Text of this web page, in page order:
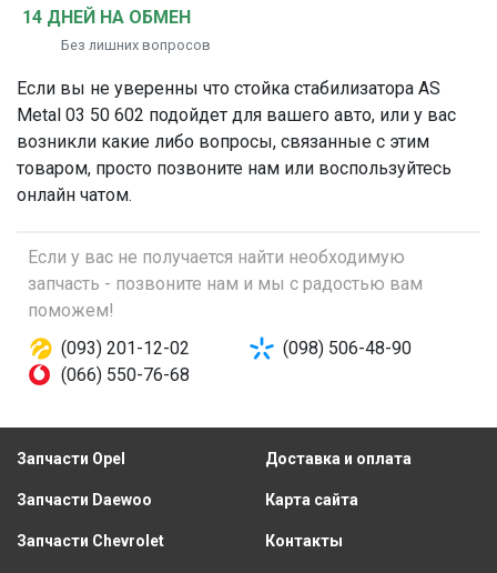
14 ДНЕЙ НА ОБМЕН
Без лишних вопросов
Если вы не уверенны что стойка стабилизатора AS
Metal 03 50 602 подойдет для вашего авто, или у вас
возникли какие либо вопросы, связанные с этим
товаром, просто позвоните нам или воспользуйтесь
онлайн чатом.
Если у вас не получается найти необходимую
запчасть - позвоните нам и мы с радостью вам
поможем!
(093) 201-12-02
(098) 506-48-90
(066) 550-76-68
Запчасти Opel
Запчасти Daewoo
Запчасти Chevrolet
Доставка и оплата
Карта сайта
Контакты